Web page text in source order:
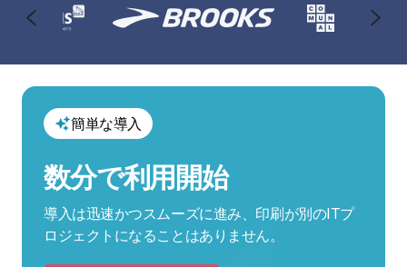
簡単な導入
数分で利用開始
導入は迅速かつスムーズに進み、印刷が別のITプ
ロジェクトになることはありません。